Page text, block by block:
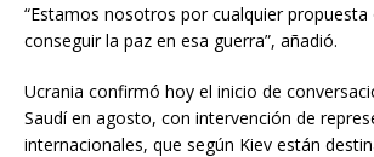
“Estamos nosotros por cualquier propuesta
conseguir la paz en esa guerra”, añadió.
Ucrania confirmó hoy el inicio de
Saudí en agosto, con intervención de
internacionales, que según Kiev están